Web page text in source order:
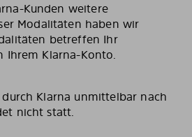
Kunden weitere
Modalitäten haben wir
betreffen Ihr
Ihrem Klarna-Konto.
Klarna unmittelbar nach
nicht statt.